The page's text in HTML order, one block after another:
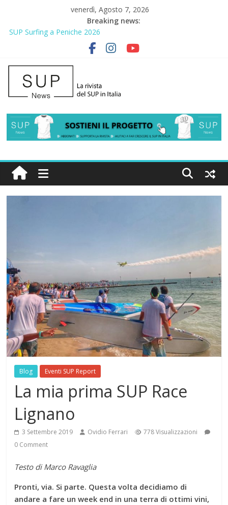
venerdì, Agosto 7, 2026
Breaking news:
SUP Surfing a Peniche 2026
AirSUP a Gallico: prima storica gara per Reggio Calabria
Gallico Paddle Fest 2026: sul lungomare di Gallico torna la festa
del SUP
Porto Selvaggio, a lezione di soccorso con la giornata della
prevenzione
2° Urban Sup Trophy: la regata solidale per lo IOR
Blog Eventi SUP Report
La mia prima SUP Race
Lignano
3 Settembre 2019 Ovidio Ferrari
778 Visualizzazioni
0 Comment
Testo di Marco Ravaglia
Pronti, via. Si parte. Questa volta decidiamo di
andare a fare un week end in una terra di ottimi vini,